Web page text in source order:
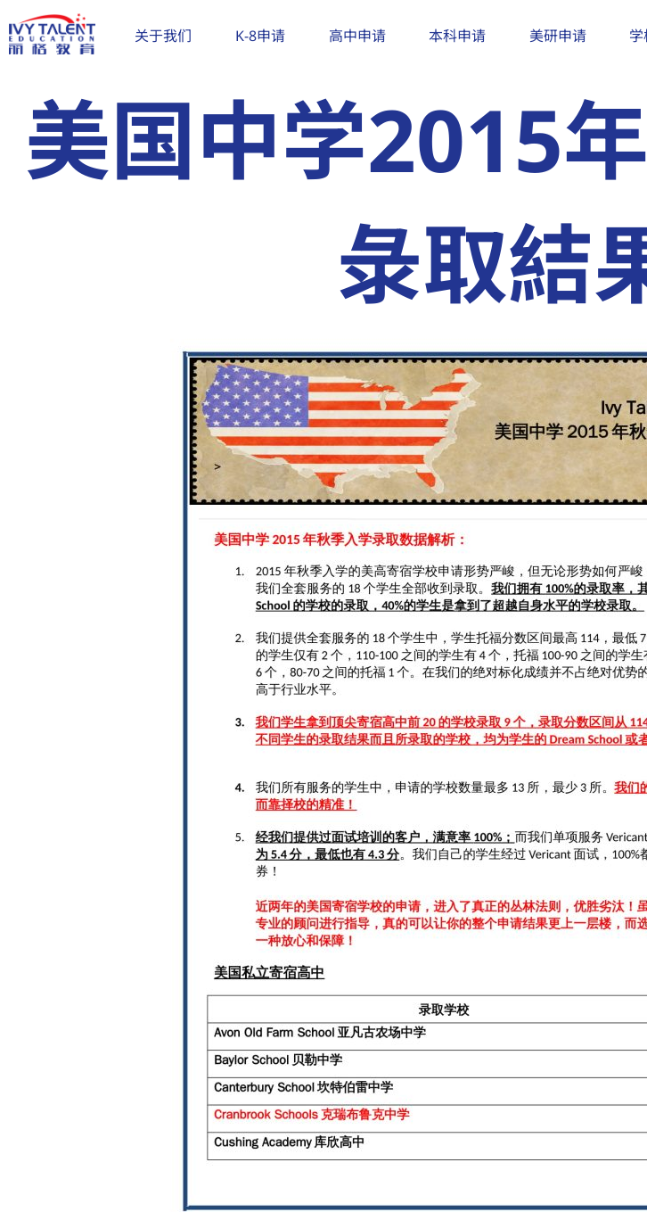
至
内
关于我们 K-8申请 高中申请 本科申请 美研申请
美国中学2015
彔取結